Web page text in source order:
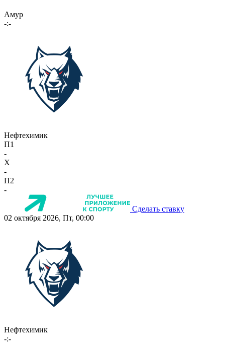
Амур
-:-
Нефтехимик
П1
-
X
-
П2
-
Сделать ставку
02 октября 2026, Пт, 00:00
Нефтехимик
-:-